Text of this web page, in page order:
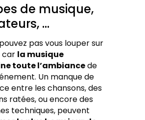
de musique,
…
pas vous louper sur
car la musique
toute l’ambiancede
Un manque de
entre les chansons, des
ratées, ou encore des
techniques, peuvent